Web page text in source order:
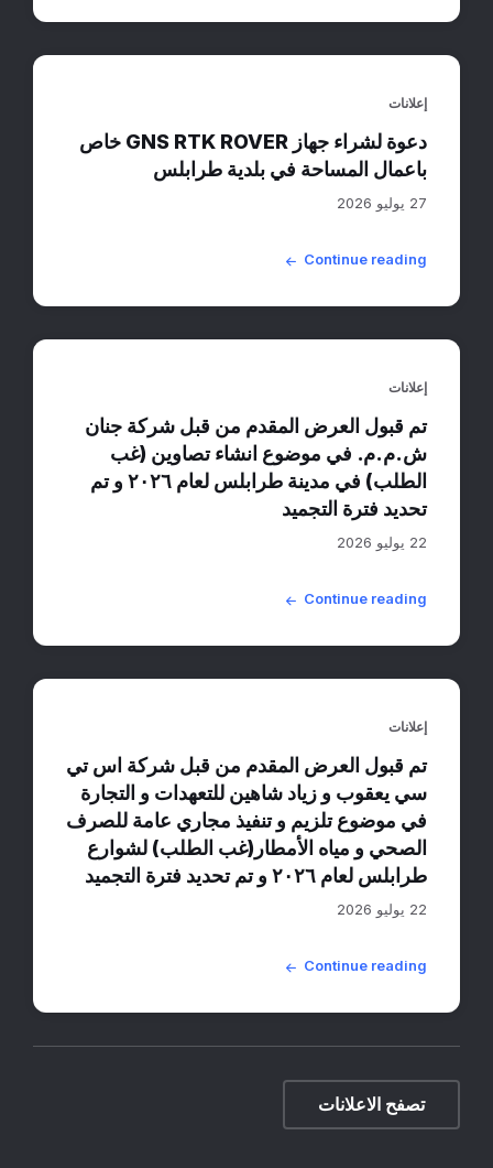
إعلانات
دعوة لشراء جهاز GNS RTK ROVER خاص
باعمال المساحة في بلدية طرابلس
27 يوليو 2026
Continue reading
إعلانات
تم قبول العرض المقدم من قبل شركة جنان
ش.م.م. في موضوع انشاء تصاوين (غب
الطلب) في مدينة طرابلس لعام ٢٠٢٦ و تم
تحديد فترة التجميد
22 يوليو 2026
Continue reading
إعلانات
تم قبول العرض المقدم من قبل شركة اس تي
سي يعقوب و زياد شاهين للتعهدات و التجارة
في موضوع تلزيم و تنفيذ مجاري عامة للصرف
الصحي و مياه الأمطار(غب الطلب) لشوارع
طرابلس لعام ٢٠٢٦ و تم تحديد فترة التجميد
22 يوليو 2026
Continue reading
تصفح الاعلانات